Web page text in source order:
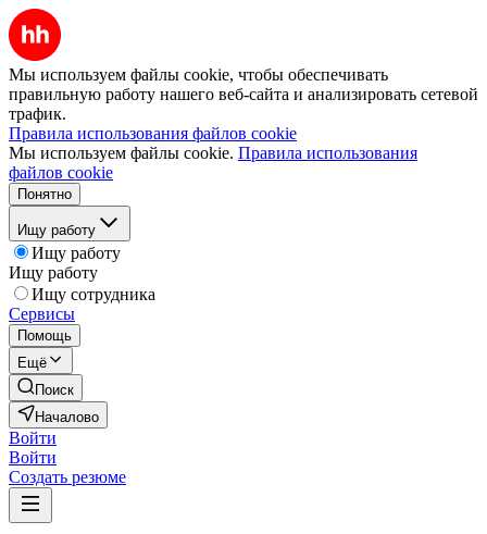
Мы используем файлы cookie, чтобы обеспечивать
правильную работу нашего веб-сайта и анализировать сетевой
трафик.
Правила использования файлов cookie
Мы используем файлы cookie. Правила использования
файлов cookie
Понятно
Ищу работу
Ищу работу
Ищу работу
Ищу сотрудника
Сервисы
Помощь
Ещё
Поиск
Началово
Войти
Войти
Создать резюме